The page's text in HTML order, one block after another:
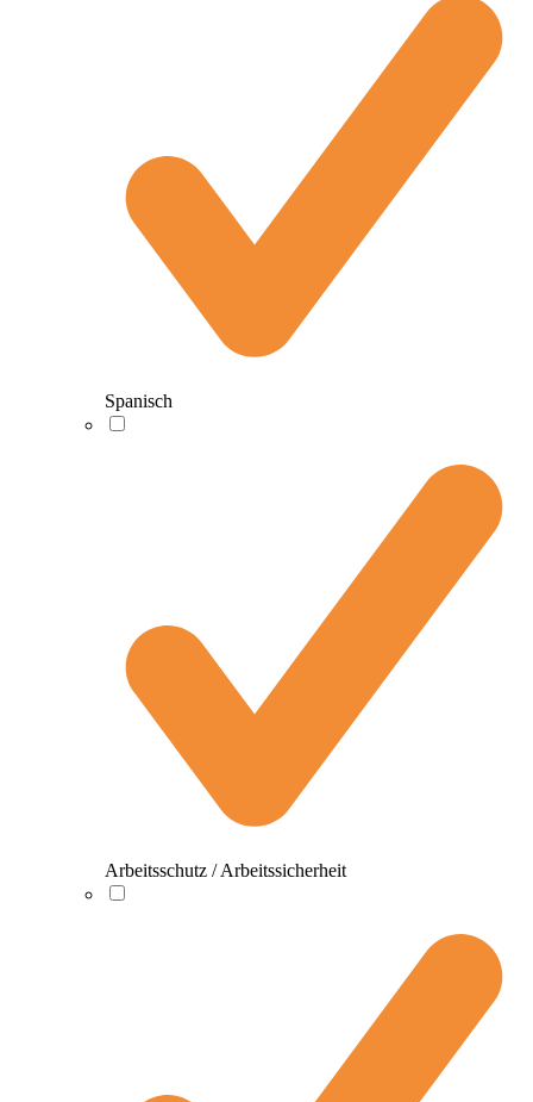
Spanisch
Arbeitsschutz / Arbeitssicherheit